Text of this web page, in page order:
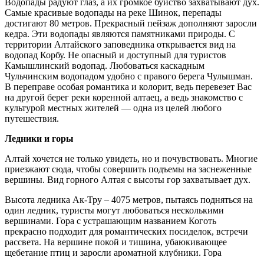
Водопады радуют глаз, а их громкое буйство захватывают дух.
Самые красивые водопады на реке Шинок, перепады
достигают 80 метров. Прекрасный пейзаж дополняют заросли
кедра. Эти водопады являются памятниками природы. С
территории Алтайского заповедника открывается вид на
водопад Корбу. Не опасный и доступный для туристов
Камышлинский водопад. Любоваться каскадным
Чульчинским водопадом удобно с правого берега Чулышман.
В переправе особая романтика и колорит, ведь перевезет Вас
на другой берег реки коренной алтаец, а ведь знакомство с
культурой местных жителей — одна из целей любого
путешествия.
Ледники и горы
Алтай хочется не только увидеть, но и почувствовать. Многие
приезжают сюда, чтобы совершить подъемы на заснеженные
вершины. Вид горного Алтая с высоты гор захватывает дух.
Высота ледника Ак-Тру – 4075 метров, пытаясь подняться на
один ледник, туристы могут любоваться несколькими
вершинами. Гора с устрашающим названием Коготь
прекрасно подходит для романтических посиделок, встречи
рассвета. На вершине покой и тишина, убаюкивающее
щебетание птиц и заросли ароматной клубники. Гора